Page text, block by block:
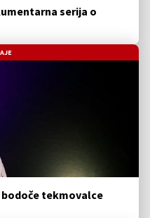
serija o
tekmovalce